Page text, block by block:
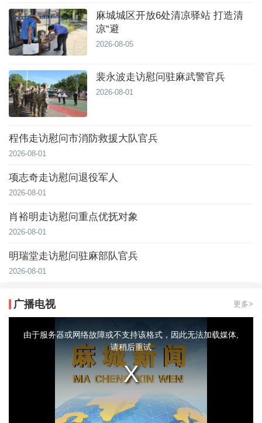
麻城城区开放6处清凉驿站 打造清
凉“避
2026-08-05
裴永波走访慰问驻麻武警官兵
2026-08-01
程伟走访慰问市消防救援大队官兵
2026-08-01
项志奇走访慰问退役军人
2026-08-01
肖裕明走访慰问重点优抚对象
2026-08-01
明瑞堂走访慰问驻麻部队官兵
2026-08-01
广播电视 更多>
modal由于服务器或网络故障或不支持该格式，因此无法加载媒体,
请稍后重试